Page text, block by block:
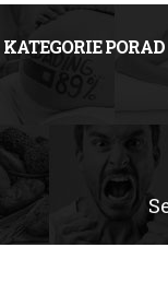
KATEGORIE PORAD